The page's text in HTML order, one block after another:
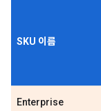
SKU 이름
Enterprise